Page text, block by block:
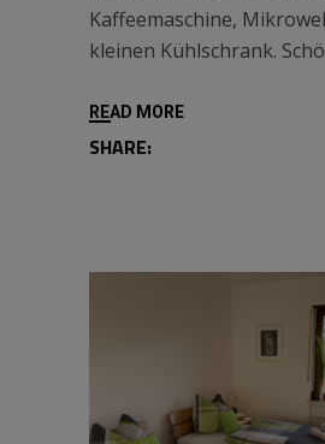
Kaffeemaschine,
kleinen Kühlschrank.
READ MORE
SHARE: